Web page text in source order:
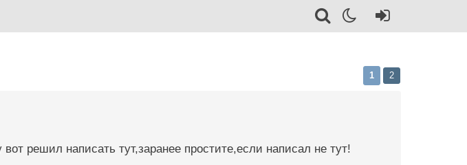
1 2
решил написать тут,заранее простите,если написал не тут!